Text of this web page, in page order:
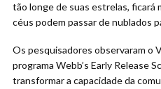
tão longe de suas estrelas, ficará
céus podem passar de nublados
Os pesquisadores observaram o
programa Webb’s Early Release
transformar a capacidade da